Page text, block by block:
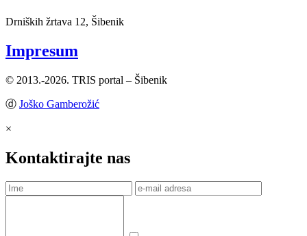
Drniških žrtava 12, Šibenik
Impresum
© 2013.-2026. TRIS portal – Šibenik
ⓓ Joško Gamberožić
×
Kontaktirajte nas